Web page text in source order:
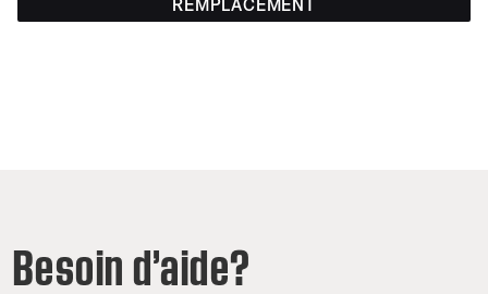
REMPLACEMENT
Besoin d’aide?